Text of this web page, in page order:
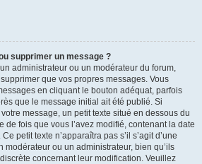
supprimer un message ?
administrateur ou un modérateur du forum,
que vos propres messages. Vous
en cliquant le bouton adéquat, parfois
que le message initial ait été publié. Si
message, un petit texte situé en dessous du
de fois que vous l’avez modifié, contenant la date
petit texte n’apparaîtra pas s’il s’agit d’une
modérateur ou un administrateur, bien qu’ils
concernant leur modification. Veuillez